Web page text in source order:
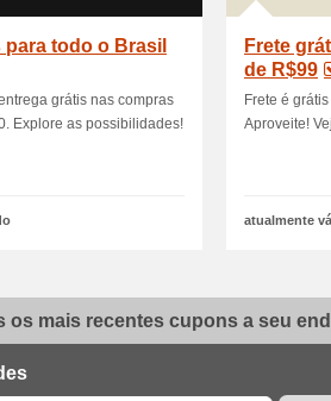
para todo o Brasil
grátis nas compras
Explore as possibilidades!
Frete
de R$99
Frete é
Aproveite!
atualmente
os mais recentes cupons a seu